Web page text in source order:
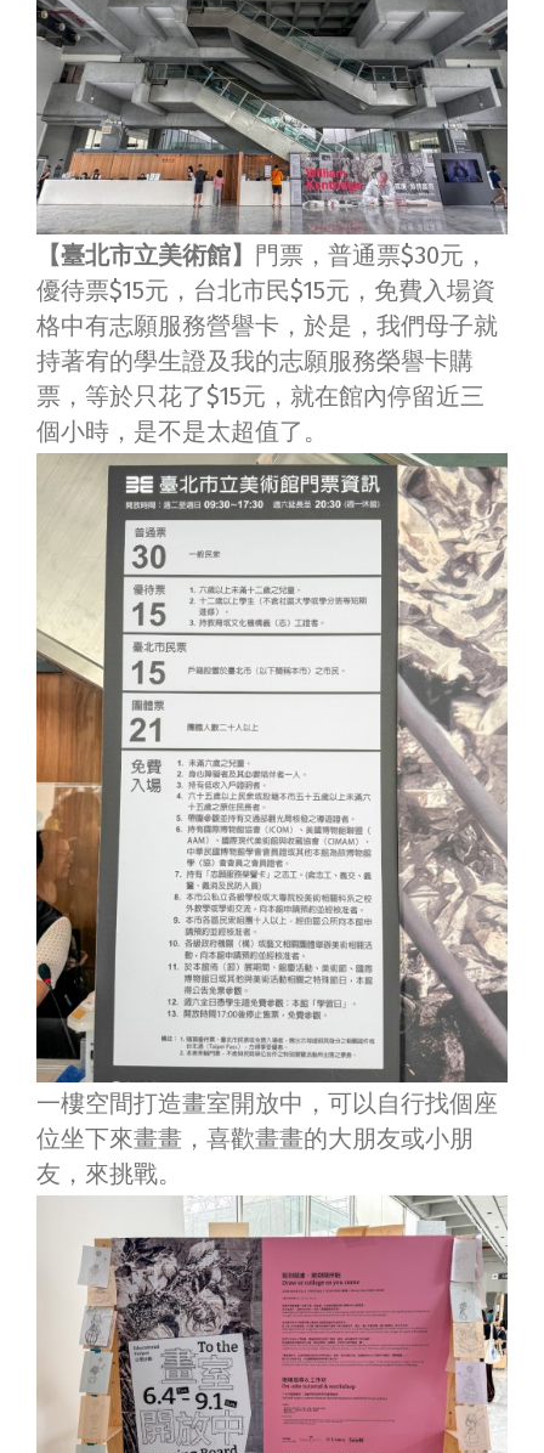
【臺北市立美術館】 門票，普通票$30元，
優待票$15元，台北市民$15元，免費入場資
格中有志願服務營譽卡，於是，我們母子就
持著宥的學生證及我的志願服務榮譽卡購
票，等於只花了$15元，就在館內停留近三
個小時，是不是太超值了。
一樓空間打造畫室開放中，可以自行找個座
位坐下來畫畫，喜歡畫畫的大朋友或小朋
友，來挑戰。